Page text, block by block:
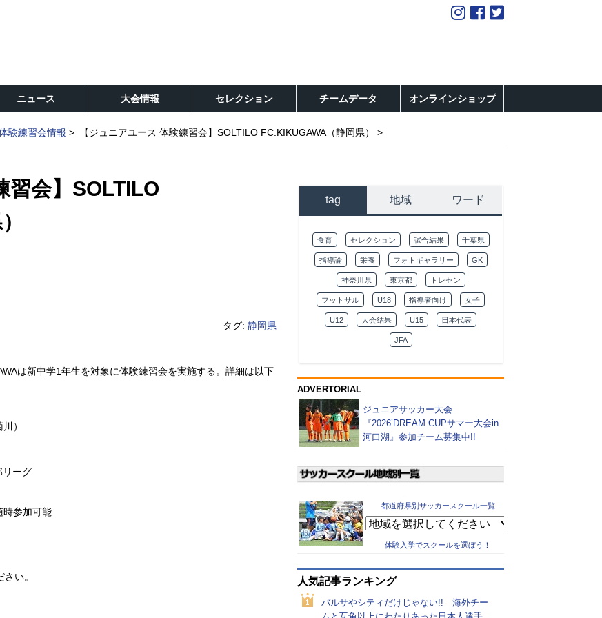
ニュース 大会情報 セレクション チームデータ オンラインショップ
験練習会情報 【ジュニアユース 体験練習会】SOLTILO FC.KIKUGAWA（静岡県）
習会】SOLTILO
タグ: 静岡県
は新中学1年生を対象に体験練習会を実施する。詳細は以下
）
リーグ
参加可能
い。
tag 地域 ワード
食育 セレクション 試合結果 千葉県
指導論 栄養 フォトギャラリー GK
神奈川県 東京都 トレセン
フットサル U18 指導者向け 女子
U12 大会結果 U15 日本代表
JFA
ADVERTORIAL
ジュニアサッカー大会
『2026’DREAM CUPサマー大会in
河口湖』参加チーム募集中!!
都道府県別サッカースクール一覧
体験入学でスクールを選ぼう！
人気記事ランキング
バルサやシティだけじゃない!! 海外チー